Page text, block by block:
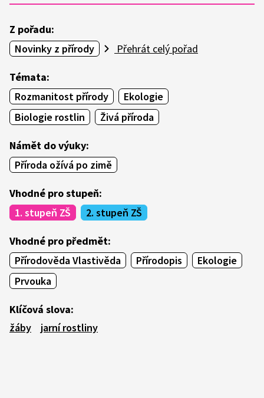
Z pořadu:
Novinky z přírody
Přehrát celý pořad
Témata:
Rozmanitost přírody
Ekologie
Biologie rostlin
Živá příroda
Námět do výuky:
Příroda ožívá po zimě
Vhodné pro stupeň:
1. stupeň ZŠ
2. stupeň ZŠ
Vhodné pro předmět:
Přírodověda Vlastivěda
Přírodopis
Ekologie
Prvouka
Klíčová slova:
žáby
jarní rostliny